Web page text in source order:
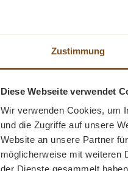
Zustimmung
Diese Webseite verwendet
Wir verwenden Cookies, um
und die Zugriffe auf unsere
Website an unsere Partner
möglicherweise mit weiteren
der Dienste gesammelt
Amanda TV-